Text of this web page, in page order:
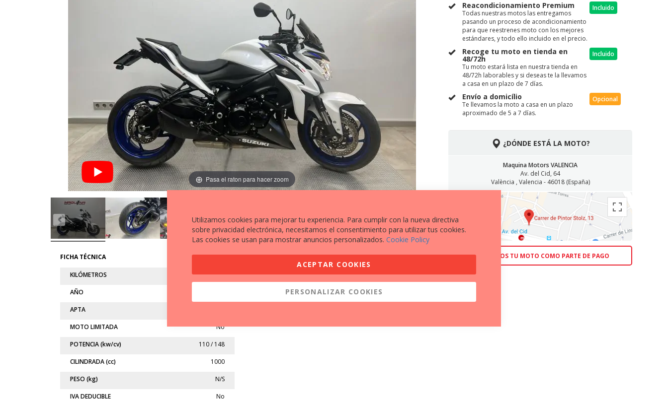
Reacondicionamiento Premium
Todas nuestras motos las entregamos
pasando un proceso de acondicionamiento
para que reestrenes moto con los mejores
estándares, y todo ello incluido en el precio.
Incluido
Recoge tu moto en tienda en
48/72h
Tu moto estará lista en nuestra tienda en
48/72h laborables y si deseas te la llevamos
a casa en un plazo de 7 días.
Incluido
Envío a domicílio
Te llevamos la moto a casa en un plazo
aproximado de 5 a 7 días.
Opcional
¿DÓNDE ESTÁ LA MOTO?
Maquina Motors VALENCIA
Av. del Cid, 64
València , Valencia - 46018 (España)
ACEPTAMOS TU MOTO COMO PARTE DE PAGO
Pasa el raton para hacer zoom
FICHA TÉCNICA
KILÓMETROS 8.577
AÑO
APTA
MOTO LIMITADA No
POTENCIA (kw/cv) 110 / 148
CILINDRADA (cc) 1000
PESO (kg) N/S
IVA DEDUCIBLE No
EXTRAS A DESTACAR
NEUMATICO TRASERO A ESTRENAR
Utilizamos cookies para mejorar tu experiencia. Para cumplir con la nueva directiva
sobre privacidad electrónica, necesitamos el consentimiento para utilizar tus cookies.
Las cookies se usan para mostrar anuncios personalizados. Cookie Policy
ACEPTAR COOKIES
PERSONALIZAR COOKIES